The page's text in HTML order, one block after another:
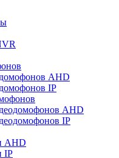
AHD
IP
AHD
IP
AHD
IP